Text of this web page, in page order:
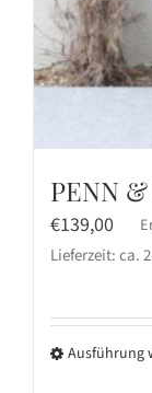
PENN
€139,00
Lieferzeit: ca.
Ausführung